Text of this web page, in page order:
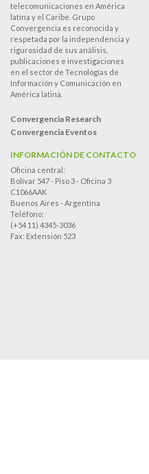
telecomunicaciones en América
latina y el Caribe. Grupo
Convergencia es reconocida y
respetada por la independencia y
rigurosidad de sus análisis,
publicaciones e investigaciones
en el sector de Tecnologías de
Información y Comunicación en
América latina.
Convergencia Research
Convergencia Eventos
INFORMACIÓN DE CONTACTO
Oficina central:
Bolívar 547 - Piso 3 - Oficina 3
C1066AAK
Buenos Aires - Argentina
Teléfono:
(+54 11) 4345-3036
Fax: Extensión 523